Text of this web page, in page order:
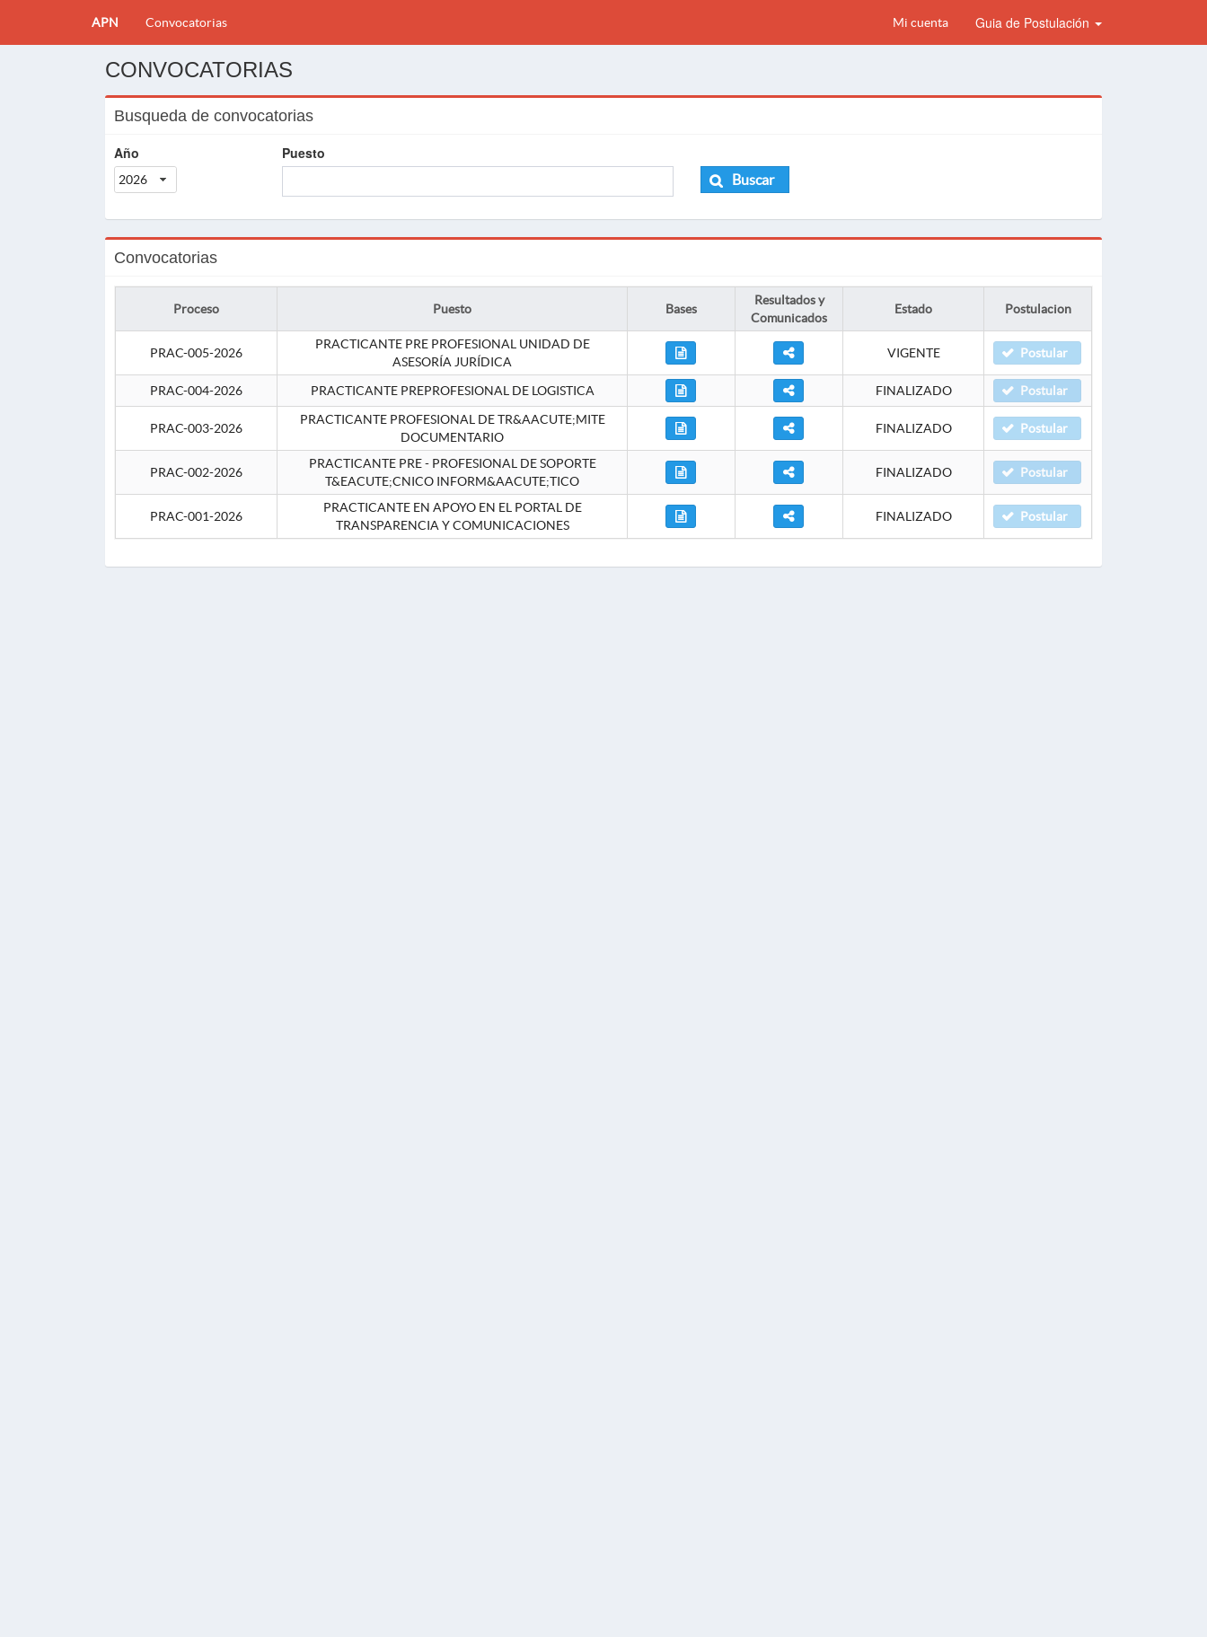
APN Convocatorias Mi cuenta Guia de Postulación
CONVOCATORIAS
Busqueda de convocatorias
Año
2026
Puesto
Buscar
Convocatorias
Proceso Puesto Bases
Resultados y
Comunicados
Estado Postulacion
PRAC-005-2026
PRACTICANTE PRE PROFESIONAL UNIDAD DE
ASESORÍA JURÍDICA
VIGENTE Postular
PRAC-004-2026 PRACTICANTE PREPROFESIONAL DE LOGISTICA FINALIZADO Postular
PRAC-003-2026
PRACTICANTE PROFESIONAL DE TR&AACUTE;MITE
DOCUMENTARIO
FINALIZADO Postular
PRAC-002-2026
PRACTICANTE PRE - PROFESIONAL DE SOPORTE
T&EACUTE;CNICO INFORM&AACUTE;TICO
FINALIZADO Postular
PRAC-001-2026
PRACTICANTE EN APOYO EN EL PORTAL DE
TRANSPARENCIA Y COMUNICACIONES
FINALIZADO Postular